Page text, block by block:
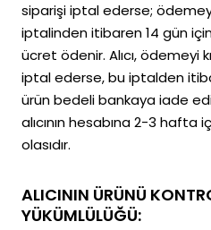
siparişi iptal ederse;
iptalinden itibaren 14 gün
ücret ödenir. Alıcı, ödemeyi
iptal ederse, bu iptalden
ürün bedeli bankaya iade
alıcının hesabına 2-3 hafta
olasıdır.
ALICININ ÜRÜNÜ
YÜKÜMLÜLÜĞÜ: